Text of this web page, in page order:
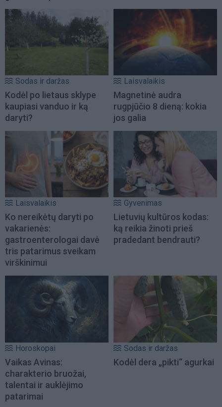
Sodas ir daržas
Kodėl po lietaus sklype
kaupiasi vanduo ir ką
daryti?
Laisvalaikis
Magnetinė audra
rugpjūčio 8 dieną: kokia
jos galia
Laisvalaikis
Ko nereikėtų daryti po
vakarienės:
gastroenterologai davė
tris patarimus sveikam
virškinimui
Gyvenimas
Lietuvių kultūros kodas:
ką reikia žinoti prieš
pradedant bendrauti?
Horoskopai
Vaikas Avinas:
charakterio bruožai,
talentai ir auklėjimo
patarimai
Sodas ir daržas
Kodėl dera „pikti“ agurkai